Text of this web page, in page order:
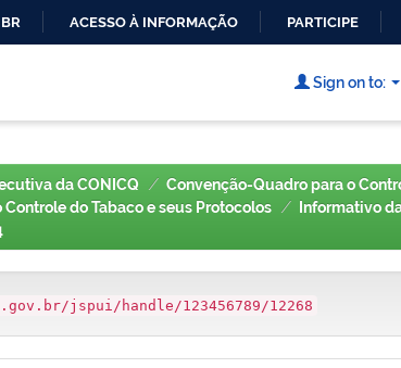
CONTEÚDO
ACESSO À INFORMAÇÃO PARTICIPE
Sign on to:
da CONICQ
Convenção-Quadro para o
do Tabaco e seus Protocolos
Informativo
jspui/handle/123456789/12268